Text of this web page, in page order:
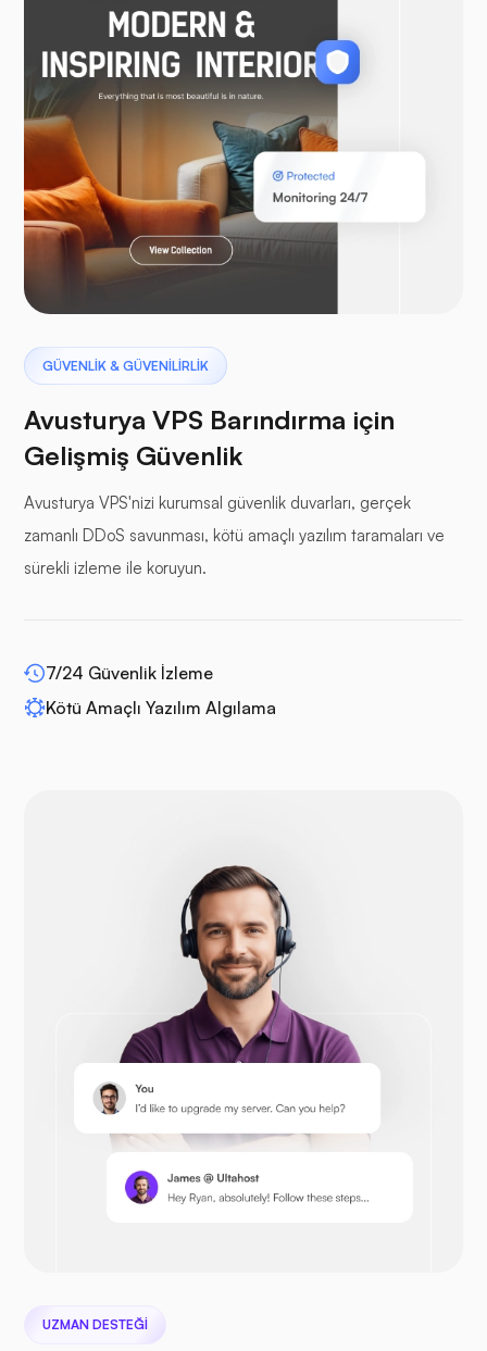
WooTicaret
Laravel
Açık Sepet
Prestashop
GÜVENLİK & GÜVENİLİRLİK
Avusturya VPS Barındırma için
Gelişmiş Güvenlik
Avusturya VPS'nizi kurumsal güvenlik duvarları, gerçek
zamanlı DDoS savunması, kötü amaçlı yazılım taramaları ve
sürekli izleme ile koruyun.
7/24 Güvenlik İzleme
Kötü Amaçlı Yazılım Algılama
UZMAN DESTEĞI